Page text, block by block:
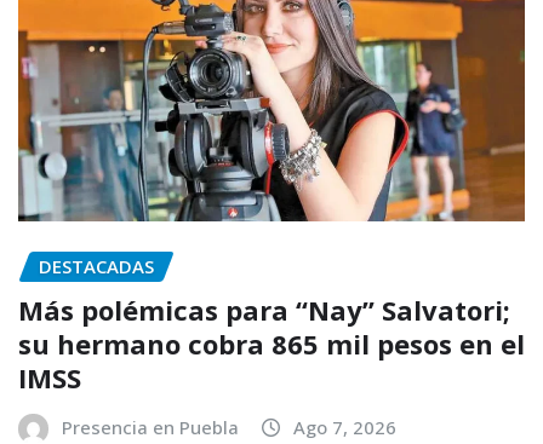
DESTACADAS
Más polémicas para “Nay” Salvatori;
su hermano cobra 865 mil pesos en el
IMSS
Presencia en Puebla Ago 7, 2026